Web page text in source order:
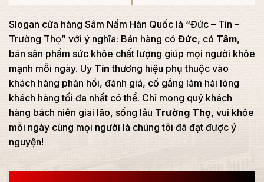
Slogan cửa hàng Sâm Nấm Hàn Quốc là “Đức – Tín –
Trường Thọ” với ý nghĩa: Bán hàng có Đức, có Tâm,
bán sản phẩm sức khỏe chất lượng giúp mọi người khỏe
mạnh mỗi ngày. Uy Tín thương hiệu phụ thuộc vào
khách hàng phản hồi, đánh giá, cố gắng làm hài lòng
khách hàng tối đa nhất có thể. Chỉ mong quý khách
hàng bách niên giai lão, sống lâu Trường Thọ, vui khỏe
mỗi ngày cùng mọi người là chúng tôi đã đạt được ý
nguyện!